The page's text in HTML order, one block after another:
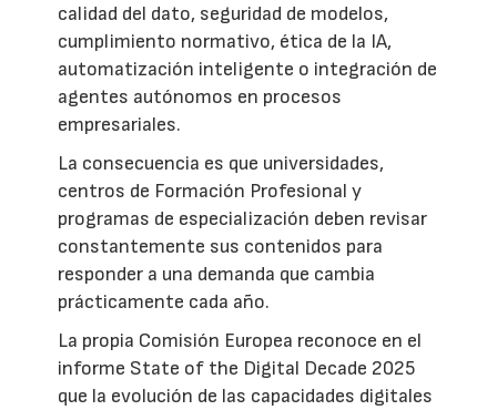
calidad del dato, seguridad de modelos,
cumplimiento normativo, ética de la IA,
automatización inteligente o integración de
agentes autónomos en procesos
empresariales.
La consecuencia es que universidades,
centros de Formación Profesional y
programas de especialización deben revisar
constantemente sus contenidos para
responder a una demanda que cambia
prácticamente cada año.
La propia Comisión Europea reconoce en el
informe State of the Digital Decade 2025
que la evolución de las capacidades digitales